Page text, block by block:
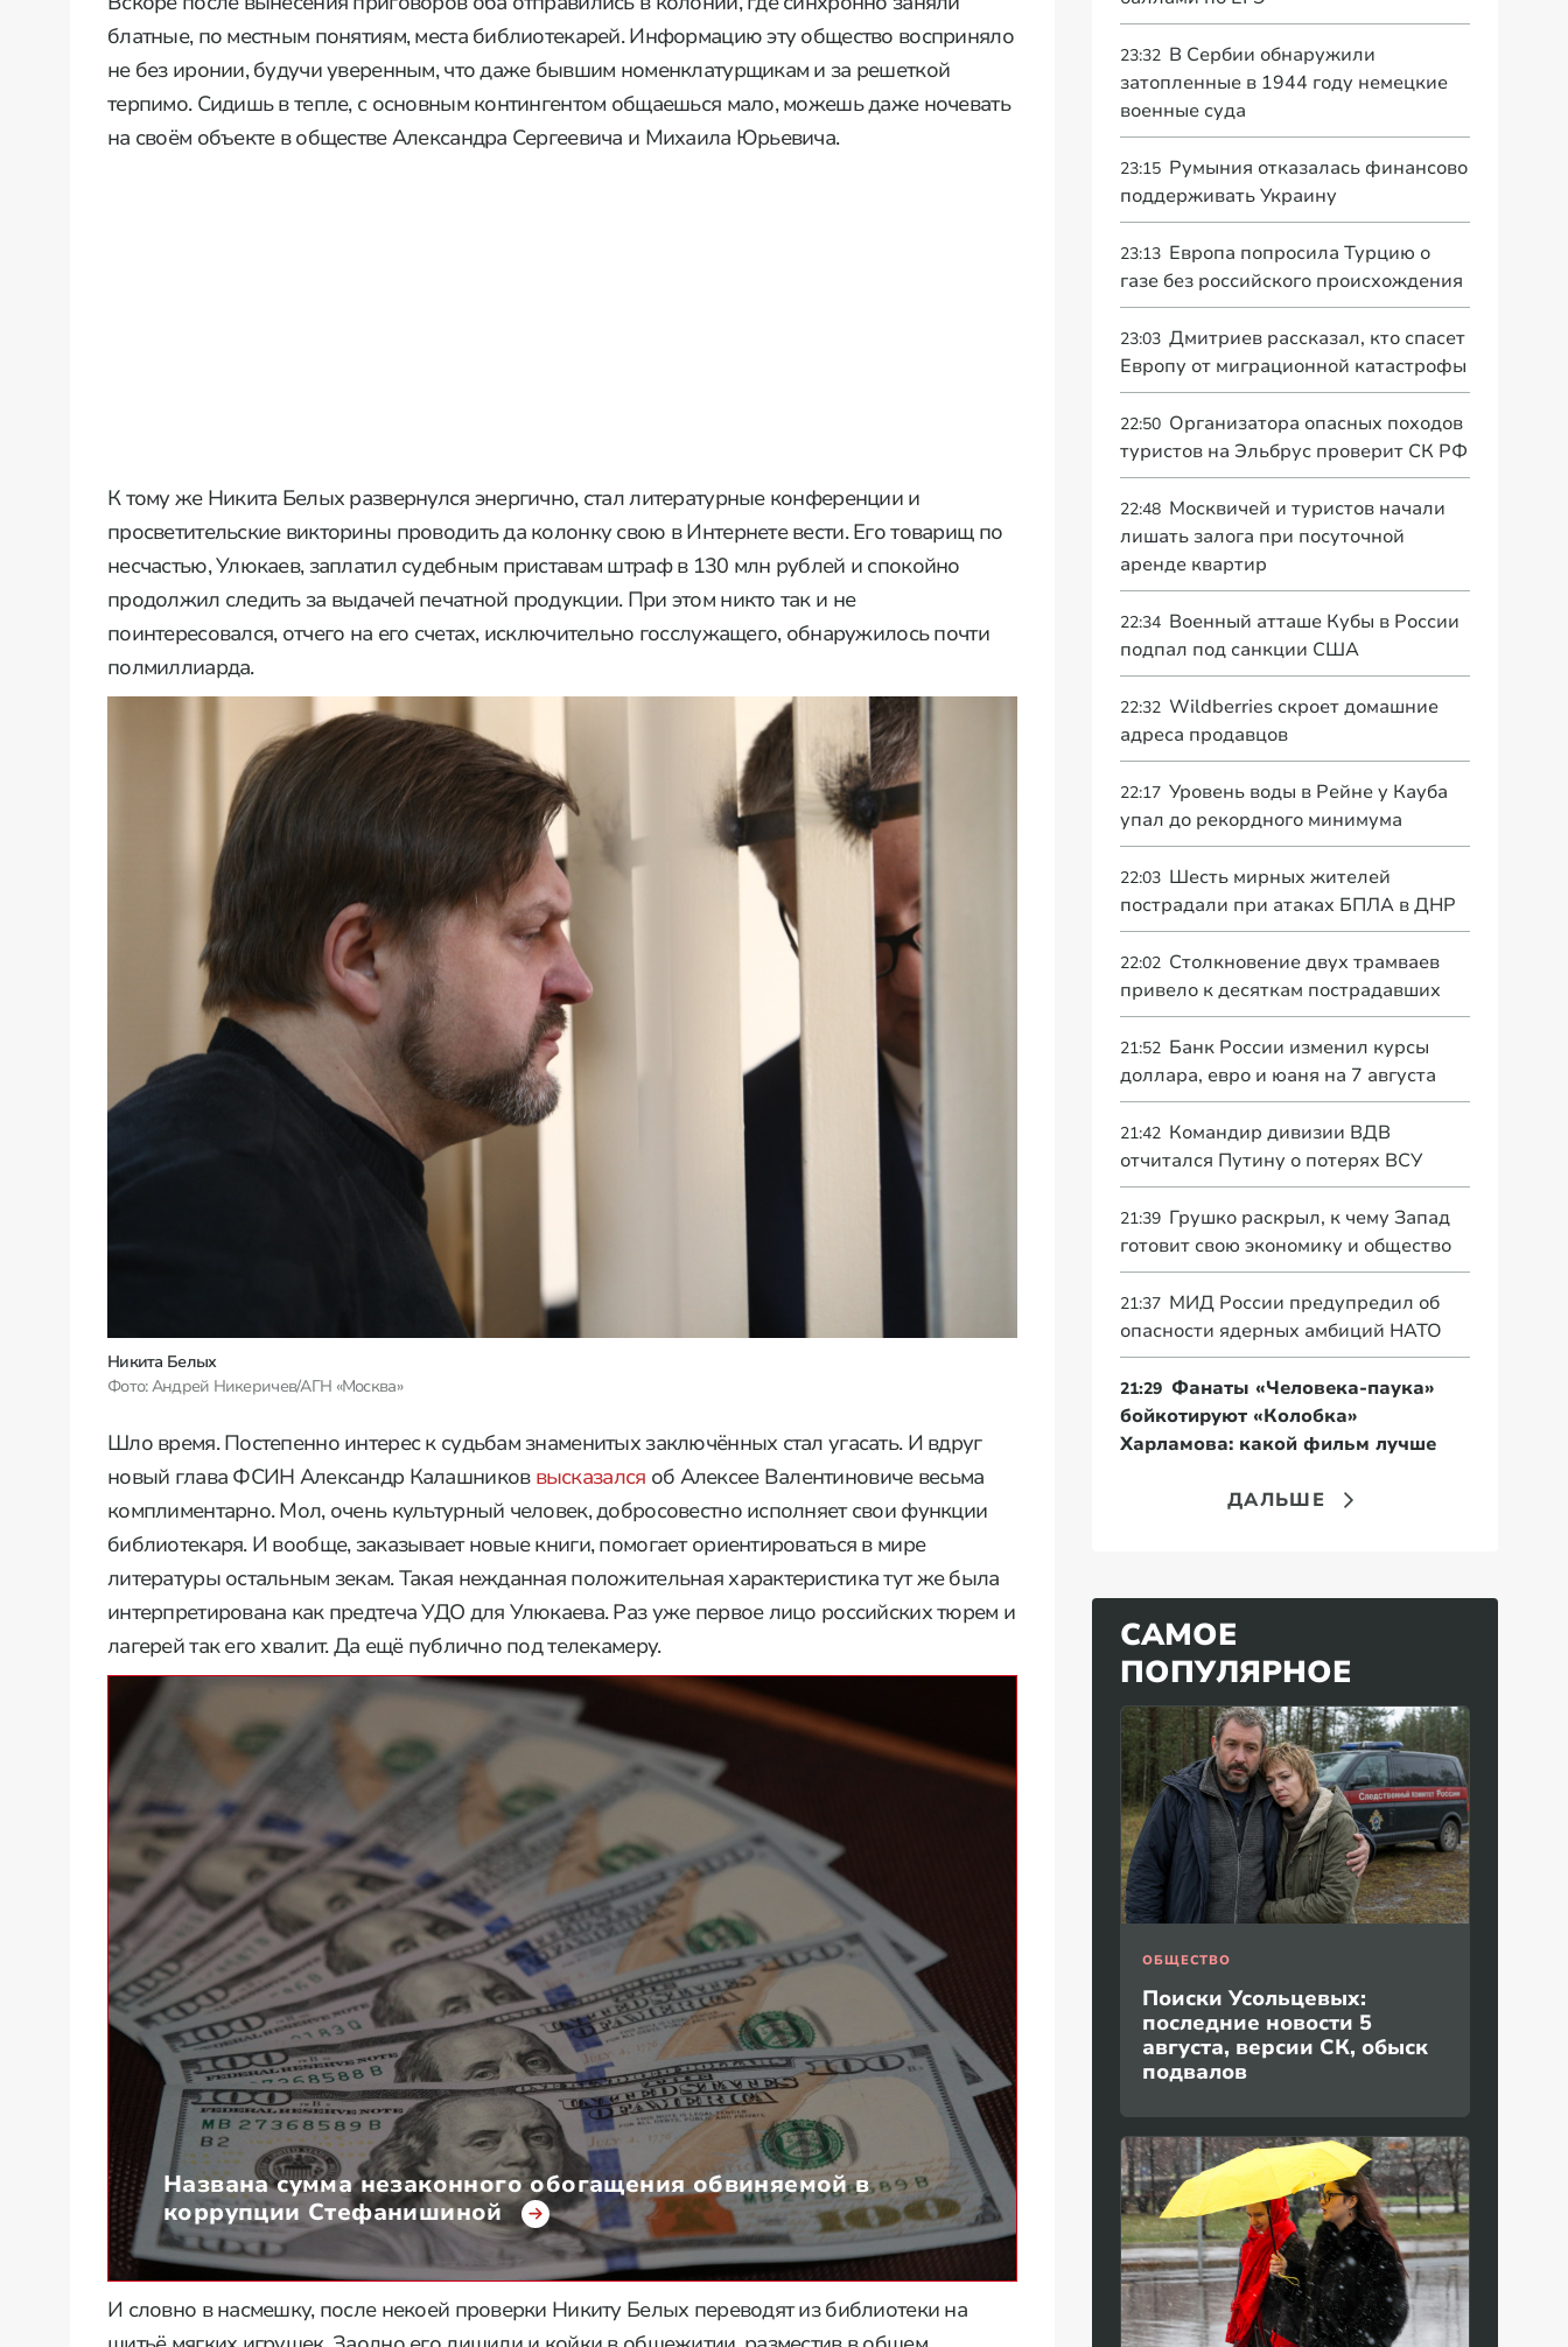
блатные, по местным понятиям, места библиотекарей. Информацию эту общество восприняло
не без иронии, будучи уверенным, что даже бывшим номенклатурщикам и за решеткой
терпимо. Сидишь в тепле, с основным контингентом общаешься мало, можешь даже ночевать
на своём объекте в обществе Александра Сергеевича и Михаила Юрьевича.
К тому же Никита Белых развернулся энергично, стал литературные конференции и
просветительские викторины проводить да колонку свою в Интернете вести. Его товарищ по
несчастью, Улюкаев, заплатил судебным приставам штраф в 130 млн рублей и спокойно
продолжил следить за выдачей печатной продукции. При этом никто так и не
поинтересовался, отчего на его счетах, исключительно госслужащего, обнаружилось почти
полмиллиарда.
Никита Белых
Фото: Андрей Никеричев/АГН «Москва»
Шло время. Постепенно интерес к судьбам знаменитых заключённых стал угасать. И вдруг
новый глава ФСИН Александр Калашников высказался об Алексее Валентиновиче весьма
комплиментарно. Мол, очень культурный человек, добросовестно исполняет свои функции
библиотекаря. И вообще, заказывает новые книги, помогает ориентироваться в мире
литературы остальным зекам. Такая нежданная положительная характеристика тут же была
интерпретирована как предтеча УДО для Улюкаева. Раз уже первое лицо российских тюрем и
лагерей так его хвалит. Да ещё публично под телекамеру.
Названа сумма незаконного обогащения обвиняемой в
коррупции Стефанишиной
И словно в насмешку, после некоей проверки Никиту Белых переводят из библиотеки на
23:32 В Сербии обнаружили
затопленные в 1944 году немецкие
военные суда
23:15 Румыния отказалась финансово
поддерживать Украину
23:13 Европа попросила Турцию о
газе без российского происхождения
23:03 Дмитриев рассказал, кто спасет
Европу от миграционной катастрофы
22:50 Организатора опасных походов
туристов на Эльбрус проверит СК РФ
22:48 Москвичей и туристов начали
лишать залога при посуточной
аренде квартир
22:34 Военный атташе Кубы в России
подпал под санкции США
22:32 Wildberries скроет домашние
адреса продавцов
22:17 Уровень воды в Рейне у Кауба
упал до рекордного минимума
22:03 Шесть мирных жителей
пострадали при атаках БПЛА в ДНР
22:02 Столкновение двух трамваев
привело к десяткам пострадавших
21:52 Банк России изменил курсы
доллара, евро и юаня на 7 августа
21:42 Командир дивизии ВДВ
отчитался Путину о потерях ВСУ
21:39 Грушко раскрыл, к чему Запад
готовит свою экономику и общество
21:37 МИД России предупредил об
опасности ядерных амбиций НАТО
21:29 Фанаты «Человека-паука»
бойкотируют «Колобка»
Харламова: какой фильм лучше
ДАЛЬШЕ
САМОЕ
ПОПУЛЯРНОЕ
ОБЩЕСТВО
Поиски Усольцевых:
последние новости 5
августа, версии СК, обыск
подвалов